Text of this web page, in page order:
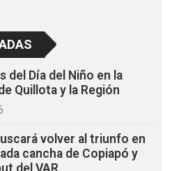
del Día del Niño en la
Quillota y la Región
volver al triunfo en
cancha de Copiapó y
del VAR